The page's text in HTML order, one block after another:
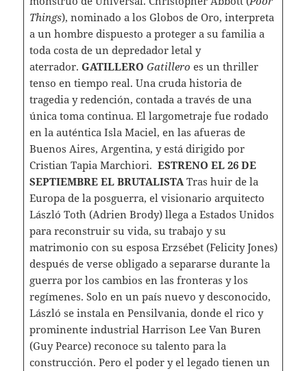
Things), nominado a los Globos de Oro, interpreta
a un hombre dispuesto a proteger a su familia a
toda costa de un depredador letal y
aterrador. GATILLERO Gatillero es un thriller
tenso en tiempo real. Una cruda historia de
tragedia y redención, contada a través de una
única toma continua. El largometraje fue rodado
en la auténtica Isla Maciel, en las afueras de
Buenos Aires, Argentina, y está dirigido por
Cristian Tapia Marchiori. ESTRENO EL 26 DE
SEPTIEMBRE EL BRUTALISTATras huir de la
Europa de la posguerra, el visionario arquitecto
László Toth (Adrien Brody) llega a Estados Unidos
para reconstruir su vida, su trabajo y su
matrimonio con su esposa Erzsébet (Felicity Jones)
después de verse obligado a separarse durante la
guerra por los cambios en las fronteras y los
regímenes. Solo en un país nuevo y desconocido,
László se instala en Pensilvania, donde el rico y
prominente industrial Harrison Lee Van Buren
(Guy Pearce) reconoce su talento para la
construcción. Pero el poder y el legado tienen un